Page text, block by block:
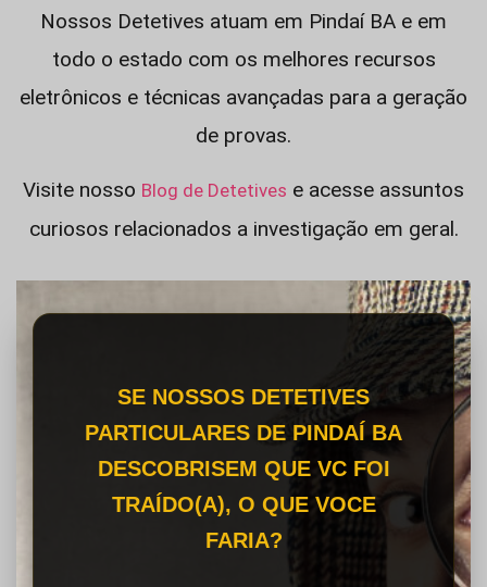
Nossos Detetives atuam em Pindaí BA e em
todo o estado com os melhores recursos
eletrônicos e técnicas avançadas para a geração
de provas.
Visite nosso Blog de Detetives e acesse assuntos
curiosos relacionados a investigação em geral.
SE NOSSOS DETETIVES
PARTICULARES DE PINDAÍ BA
DESCOBRISEM QUE VC FOI
TRAÍDO(A), O QUE VOCE
FARIA?